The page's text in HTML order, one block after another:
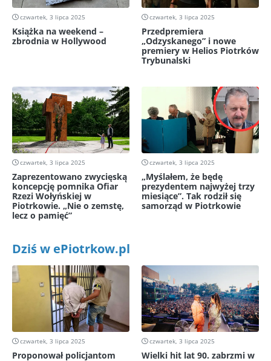
czwartek, 3 lipca 2025
Książka na weekend –
zbrodnia w Hollywood
czwartek, 3 lipca 2025
Przedpremiera
„Odzyskanego” i nowe
premiery w Helios Piotrków
Trybunalski
czwartek, 3 lipca 2025
Zaprezentowano zwycięską
koncepcję pomnika Ofiar
Rzezi Wołyńskiej w
Piotrkowie. „Nie o zemstę,
lecz o pamięć”
czwartek, 3 lipca 2025
„Myślałem, że będę
prezydentem najwyżej trzy
miesiące”. Tak rodził się
samorząd w Piotrkowie
Dziś w ePiotrkow.pl
czwartek, 3 lipca 2025
Proponował policjantom
czwartek, 3 lipca 2025
Wielki hit lat 90. zabrzmi w